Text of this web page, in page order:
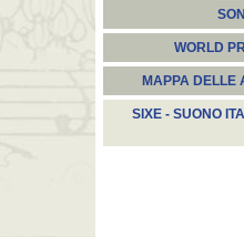
WORLD
MAPPA DELLE
SIXE - SUONO